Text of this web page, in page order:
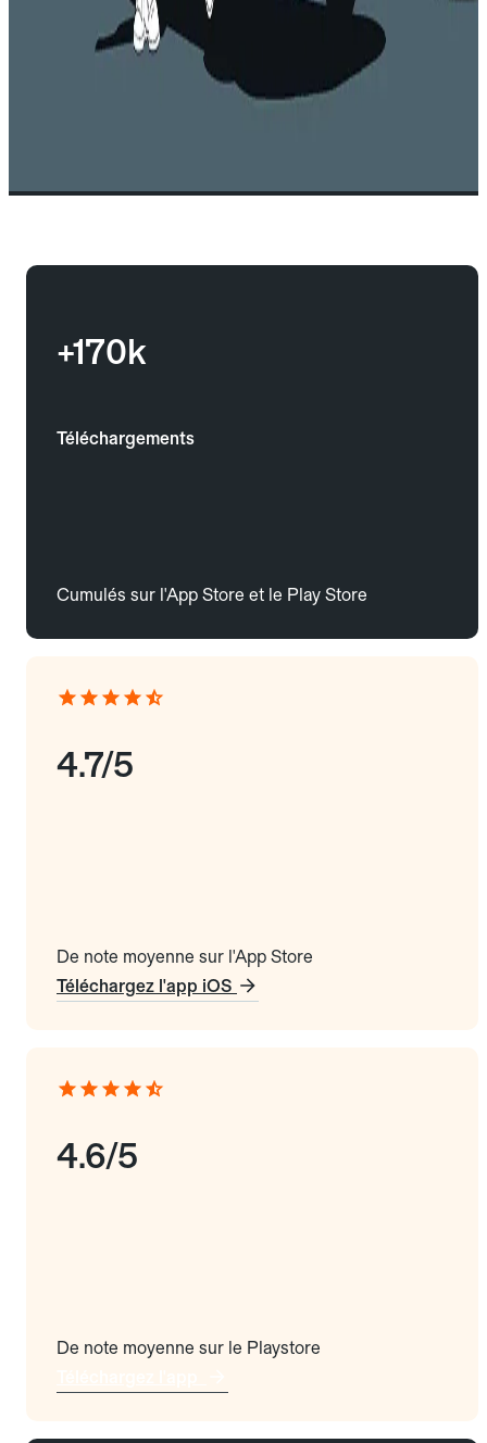
+170k
Téléchargements
Cumulés sur l'App Store et le Play Store
4.7/5
De note moyenne sur l'App Store
Téléchargez l'app iOS
4.6/5
De note moyenne sur le Playstore